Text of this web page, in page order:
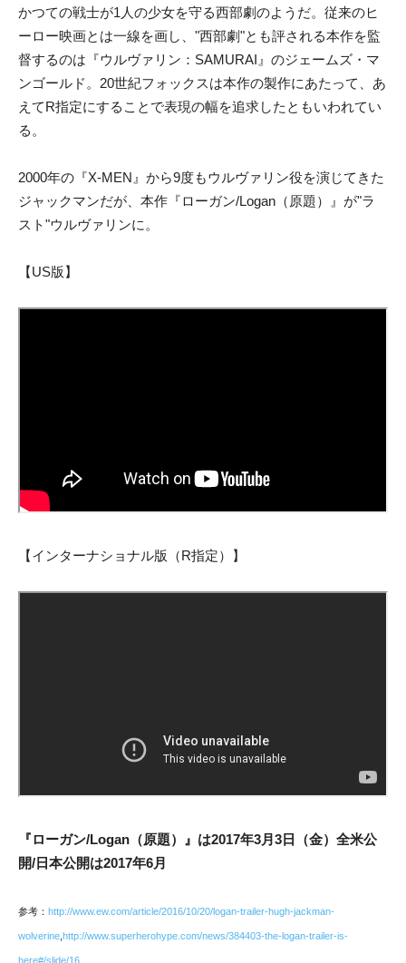
かつての戦士が1人の少女を守る西部劇のようだ。従来のヒ
ーロー映画とは一線を画し、"西部劇"とも評される本作を監
督するのは『ウルヴァリン：SAMURAI』のジェームズ・マ
ンゴールド。20世紀フォックスは本作の製作にあたって、あ
えてR指定にすることで表現の幅を追求したともいわれてい
る。
2000年の『X-MEN』から9度もウルヴァリン役を演じてきた
ジャックマンだが、本作『ローガン/Logan（原題）』が"ラ
スト"ウルヴァリンに。
【US版】
【インターナショナル版（R指定）】
『ローガン/Logan（原題）』は2017年3月3日（金）全米公
開/日本公開は2017年6月
参考： http://www.ew.com/article/2016/10/20/logan-trailer-hugh-jackman-
wolverine http://www.superherohype.com/news/384403-the-logan-trailer-is-
here#/slide/16